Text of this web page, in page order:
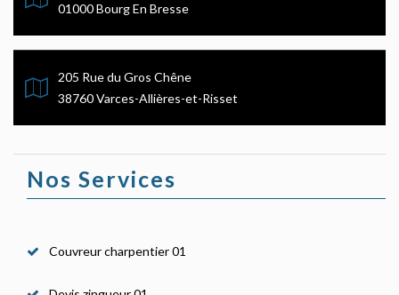
01000 Bourg En Bresse
205 Rue du Gros Chêne
38760 Varces-Allières-et-Risset
Nos Services
Couvreur charpentier 01